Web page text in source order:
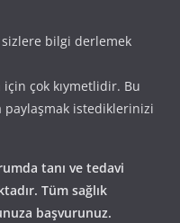
bilgi derlemek
çok kıymetlidir. Bu
paylaşmak istediklerinizi
tanı ve tedavi
Tüm sağlık
başvurunuz.